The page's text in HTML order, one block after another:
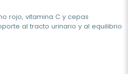
rojo, vitamina C y cepas
al tracto urinario y al equilibrio